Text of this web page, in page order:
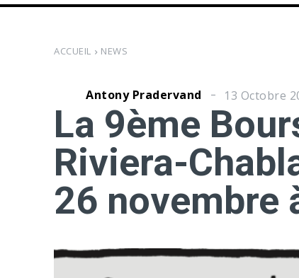
ACCUEIL NEWS
Antony Pradervand 13 Octobre
La 9ème
Riviera-
26 novembre